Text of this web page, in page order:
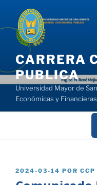
contenido
CARRERA
PUBLICA
Universidad Mayor de
Económicas y Financieras
PUBLICADO
2024-03-14 POR CCP